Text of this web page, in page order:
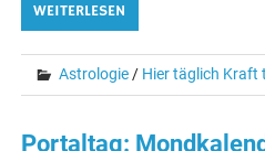
WEITERLESEN
Astrologie/ Hier täglich Kraft
Portaltag: